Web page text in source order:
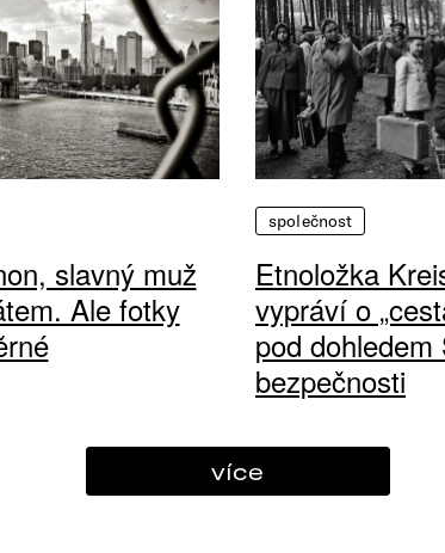
slavný muž
Ale fotky
společnost
Etnoložka
vypráví o
pod
bezpečnosti
více